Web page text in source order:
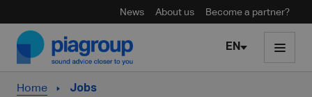
News About us Become a partner?
Skip to content
EN
Home Jobs